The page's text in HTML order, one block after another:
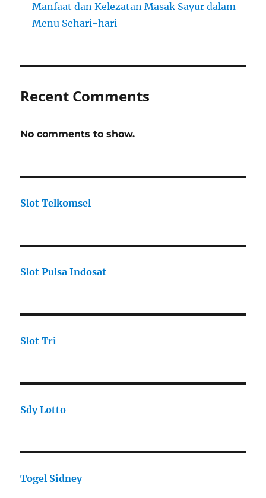
Manfaat dan Kelezatan Masak Sayur dalam
Menu Sehari-hari
Recent Comments
No comments to show.
Slot Telkomsel
Slot Pulsa Indosat
Slot Tri
Sdy Lotto
Togel Sidney